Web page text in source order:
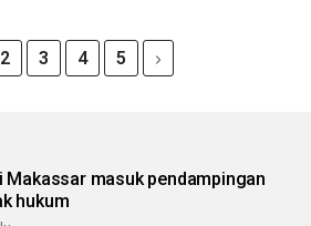
2 3 4 5
Makassar masuk pendampingan
hukum